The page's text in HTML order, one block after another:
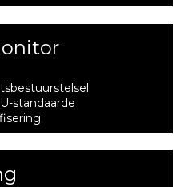
standaarde